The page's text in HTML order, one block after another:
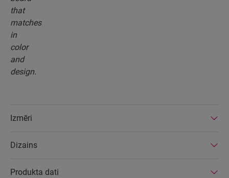
Izmēri
Dizains
Produkta dati